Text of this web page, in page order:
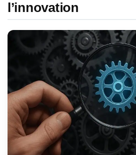
l’innovation